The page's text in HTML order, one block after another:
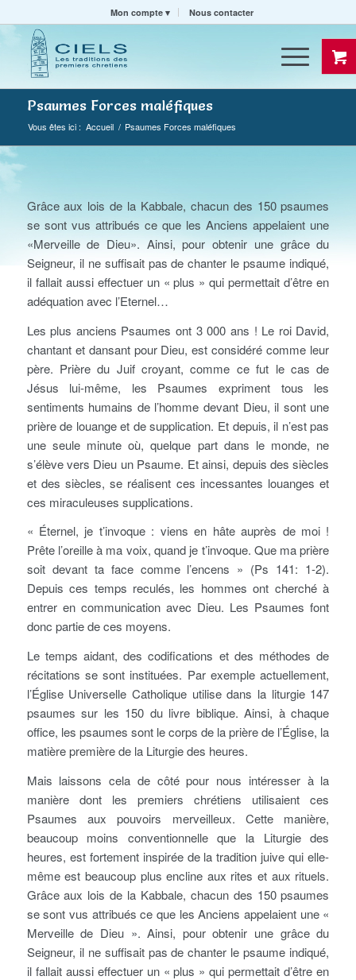
Mon compte Nous contacter
Psaumes Forces maléfiques
Vous êtes ici : Accueil / Psaumes Forces maléfiques
Grâce aux lois de la Kabbale, chacun des 150 psaumes
se sont vus attribués ce que les Anciens appelaient une
«Merveille de Dieu». Ainsi, pour obtenir une grâce du
Seigneur, il ne suffisait pas de chanter le psaume indiqué,
il fallait aussi effectuer un « plus » qui permettait d’être en
adéquation avec l’Eternel…
Les plus anciens Psaumes ont 3 000 ans ! Le roi David,
chantant et dansant pour Dieu, est considéré comme leur
père. Prière du Juif croyant, comme ce fut le cas de
Jésus lui-même, les Psaumes expriment tous les
sentiments humains de l’homme devant Dieu, il sont une
prière de louange et de supplication. Et depuis, il n’est pas
une seule minute où, quelque part dans le monde, ne
s’élève vers Dieu un Psaume. Et ainsi, depuis des siècles
et des siècles, se réalisent ces incessantes louanges et
ces miraculeuses supplications.
« Éternel, je t’invoque : viens en hâte auprès de moi !
Prête l’oreille à ma voix, quand je t’invoque. Que ma prière
soit devant ta face comme l’encens » (Ps 141: 1-2).
Depuis ces temps reculés, les hommes ont cherché à
entrer en communication avec Dieu. Les Psaumes font
donc partie de ces moyens.
Le temps aidant, des codifications et des méthodes de
récitations se sont instituées. Par exemple actuellement,
l’Église Universelle Catholique utilise dans la liturgie 147
psaumes sur les 150 du livre biblique. Ainsi, à chaque
office, les psaumes sont le corps de la prière de l’Église, la
matière première de la Liturgie des heures.
Mais laissons cela de côté pour nous intéresser à la
manière dont les premiers chrétiens utilisaient ces
Psaumes aux pouvoirs merveilleux. Cette manière,
beaucoup moins conventionnelle que la Liturgie des
heures, est fortement inspirée de la tradition juive qui elle-
même est beaucoup plus encline aux rites et aux rituels.
Grâce aux lois de la Kabbale, chacun des 150 psaumes
se sont vus attribués ce que les Anciens appelaient une «
Merveille de Dieu ». Ainsi, pour obtenir une grâce du
Seigneur, il ne suffisait pas de chanter le psaume indiqué,
il fallait aussi effectuer un « plus » qui permettait d’être en